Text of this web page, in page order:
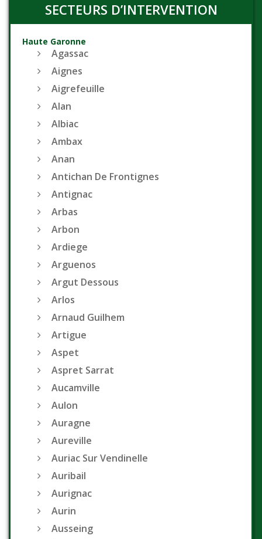
SECTEURS D’INTERVENTION
Haute Garonne
Agassac
Aignes
Aigrefeuille
Alan
Albiac
Ambax
Anan
Antichan De Frontignes
Antignac
Arbas
Arbon
Ardiege
Arguenos
Argut Dessous
Arlos
Arnaud Guilhem
Artigue
Aspet
Aspret Sarrat
Aucamville
Aulon
Auragne
Aureville
Auriac Sur Vendinelle
Auribail
Aurignac
Aurin
Ausseing